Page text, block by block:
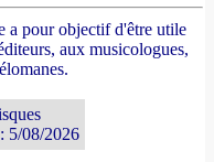
a pour objectif d'être utile
aux musicologues,
5/08/2026